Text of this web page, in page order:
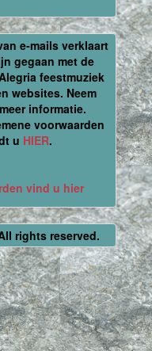
e-mails verklaart
gegaan met de
feestmuziek
websites. Neem
informatie.
voorwaarden
u HIER.
vind u hier
rights reserved.